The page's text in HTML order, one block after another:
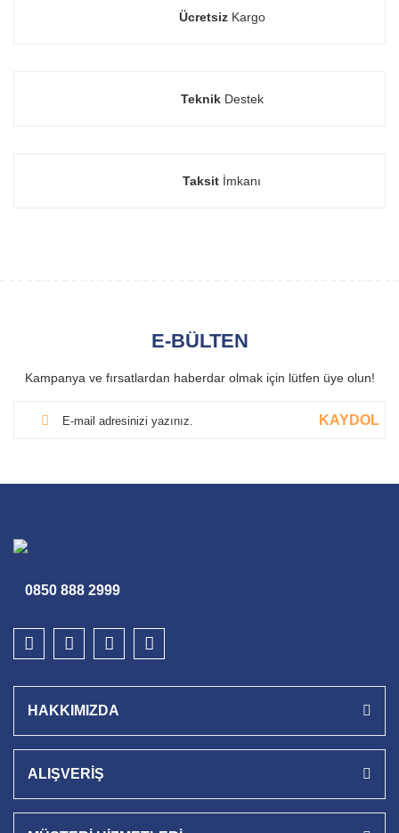
ÜcretsizKargo
TeknikDestek
Taksit İmkanı
E-BÜLTEN
Kampanya ve fırsatlardan haberdar olmak için lütfen üye olun!
KAYDOL
0850 888 2999
HAKKIMIZDA
ALIŞVERİŞ